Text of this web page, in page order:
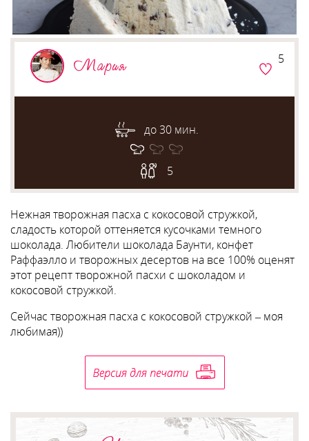
Мария
до 30 мин.
5
5
Нежная творожная пасха с кокосовой стружкой,
сладость которой оттеняется кусочками темного
шоколада. Любители шоколада Баунти, конфет
Раффаэлло и творожных десертов на все 100% оценят
этот рецепт творожной пасхи с шоколадом и
кокосовой стружкой.
Сейчас творожная пасха с кокосовой стружкой – моя
любимая))